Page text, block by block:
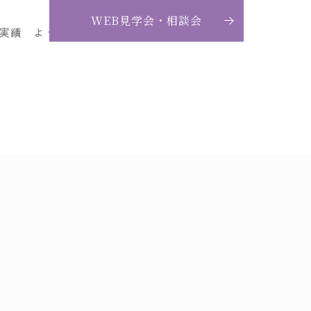
WEB見学会・相談会
績 よくある質問 お問い合わせ